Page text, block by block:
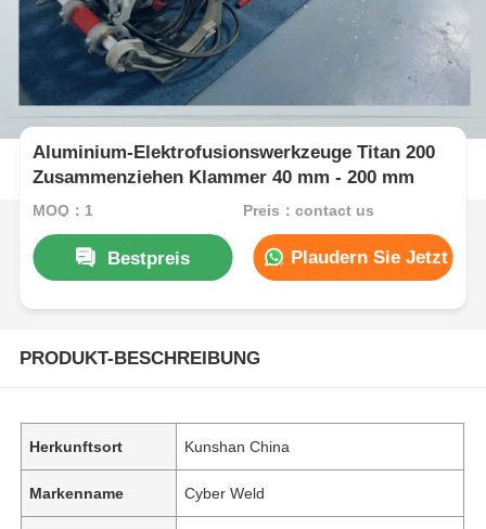
Aluminium-Elektrofusionswerkzeuge Titan 200
Zusammenziehen Klammer 40 mm - 200 mm
MOQ：1 Preis：contact us
Bestpreis Plaudern Sie Jetzt
PRODUKT-BESCHREIBUNG
Herkunftsort Kunshan China
Markenname Cyber Weld